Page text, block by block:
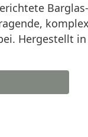
Hergestellt